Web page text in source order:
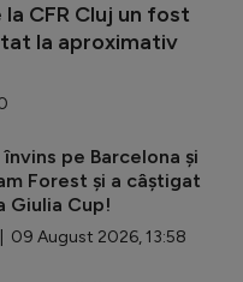
CFR Cluj un fost
la aproximativ
pe Barcelona și
Forest și a câștigat
Giulia Cup!
| 09 August 2026, 13:58